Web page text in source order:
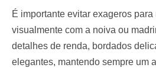
É importante evitar exageros
visualmente com a noiva ou
detalhes de renda, bordados
elegantes, mantendo sempre um